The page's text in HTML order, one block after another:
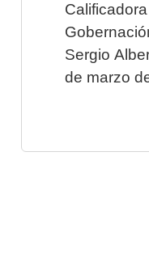
Sergio
de marzo